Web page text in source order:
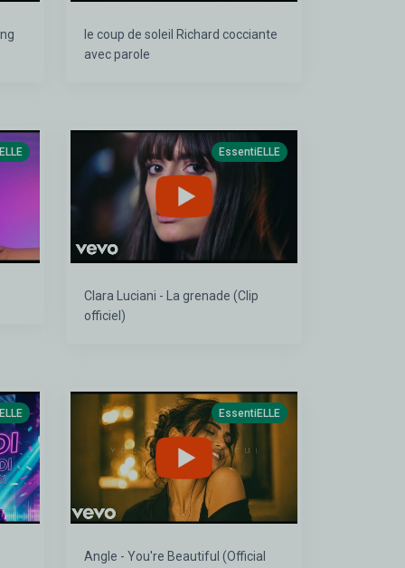
le coup de soleil Richard cocciante
avec parole
EssentiELLE
Clara Luciani - La grenade (Clip
officiel)
EssentiELLE
Angle - You're Beautiful (Official